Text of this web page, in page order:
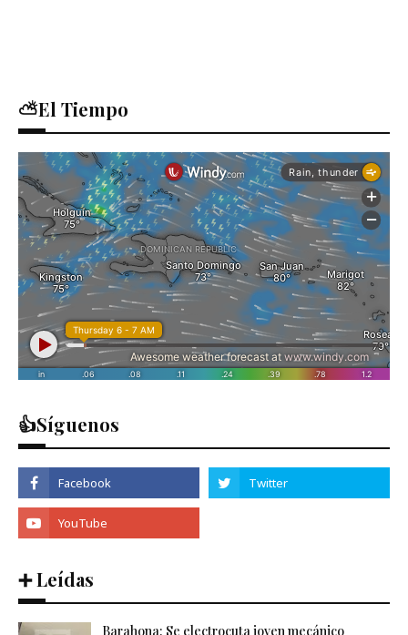
⛅El Tiempo
👍Síguenos
➕ Leídas
Barahona: Se electrocuta joven mecánico